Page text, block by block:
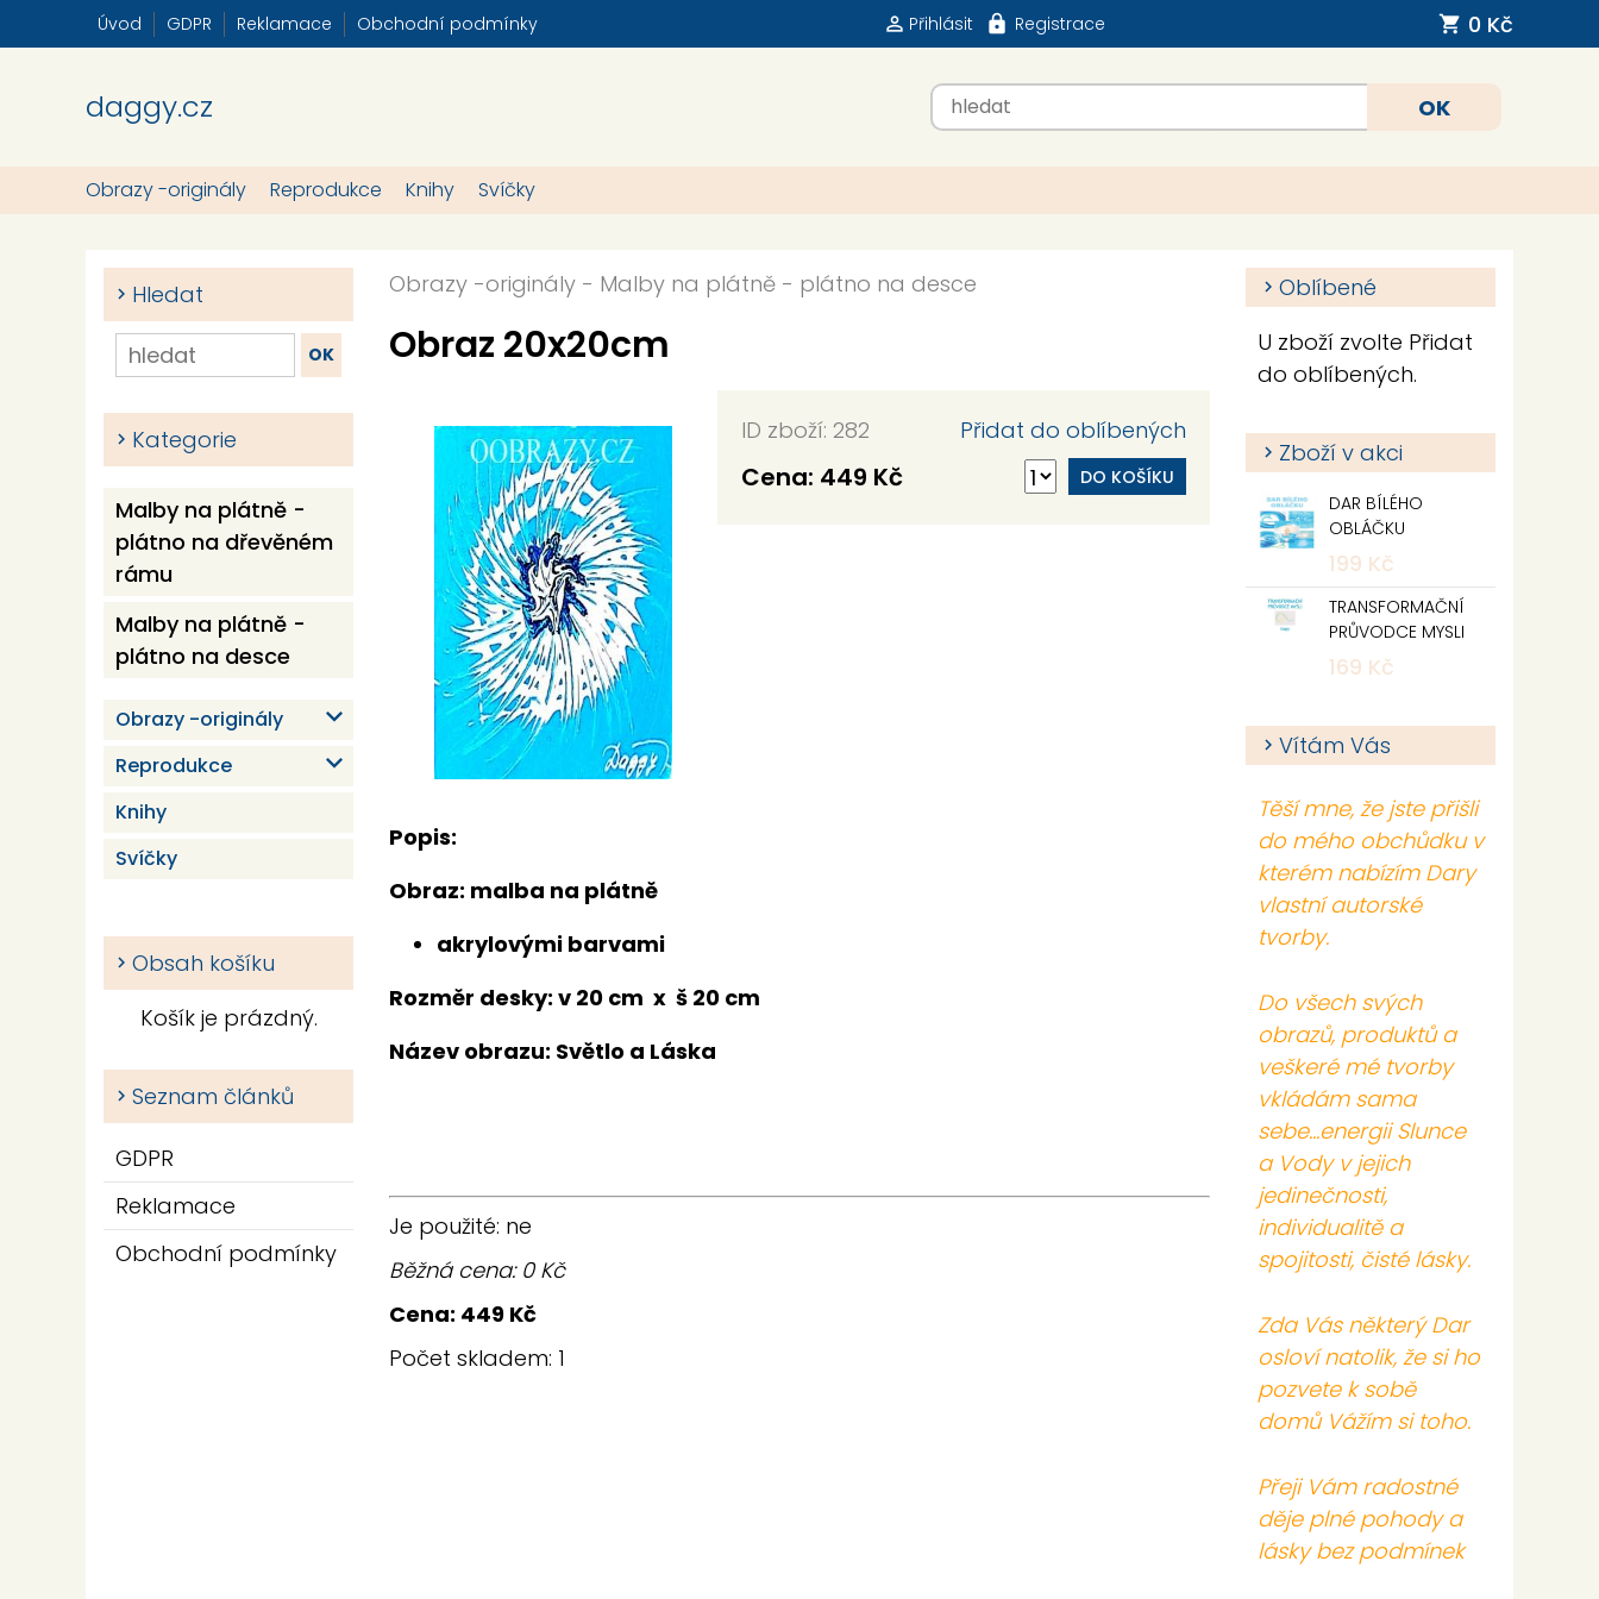
Úvod GDPR Reklamace Obchodní podmínky Přihlásit Registrace 0 Kč
daggy.cz
Obrazy -originály Reprodukce Knihy Svíčky
Hledat
Kategorie
Malby na plátně -
plátno na dřevěném
rámu
Malby na plátně -
plátno na desce
Obrazy -originály expand_more
Reprodukce expand_more
Knihy
Svíčky
Obsah košíku
Košík je prázdný.
Seznam článků
GDPR
Reklamace
Obchodní podmínky
Obrazy -originály - Malby na plátně - plátno na desce
Obraz 20x20cm
ID zboží: 282 Přidat do oblíbených
Cena: 449 Kč DO KOŠÍKU
Popis:
Obraz: malba na plátně
akrylovými barvami
Rozměr desky: v 20 cm x š 20 cm
Název obrazu: Světlo a Láska
Je použité: ne
Běžná cena: 0Kč
Cena: 449 Kč
Počet skladem: 1
Oblíbené
U zboží zvolte Přidat
do oblíbených.
Zboží v akci
DAR BÍLÉHO
OBLÁČKU
199 Kč
TRANSFORMAČNÍ
PRŮVODCE MYSLI
169 Kč
Vítám Vás
Těší mne, že jste přišli
do mého obchůdku v
kterém nabízím Dary
vlastní autorské
tvorby.
Do všech svých
obrazů, produktů a
veškeré mé tvorby
vkládám sama
sebe...energii Slunce
a Vody v jejich
jedinečnosti,
individualitě a
spojitosti, čisté lásky.
Zda Vás některý Dar
osloví natolik, že si ho
pozvete k sobě
domů Vážím si toho.
Přeji Vám radostné
děje plné pohody a
lásky bez podmínek